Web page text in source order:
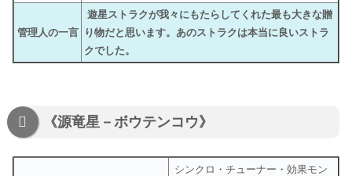
管理人の一言
遊星ストラクが我々にもたらしてくれた最も大きな贈
り物だと思います。あのストラクは本当に良いストラ
クでした。
《源竜星－ボウテンコウ》
シンクロ・チューナー・効果モン